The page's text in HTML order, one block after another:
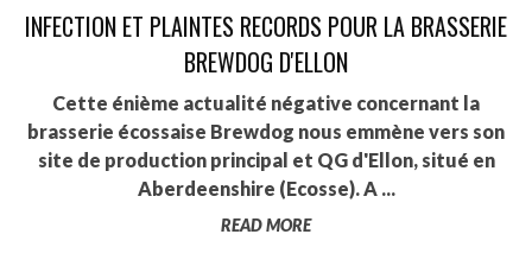
INFECTION ET PLAINTES RECORDS POUR LA BRASSERIE
BREWDOG D'ELLON
Cette énième actualité négative concernant la
brasserie écossaise Brewdog nous emmène vers son
site de production principal et QG d'Ellon, situé en
Aberdeenshire (Ecosse). A ...
READ MORE